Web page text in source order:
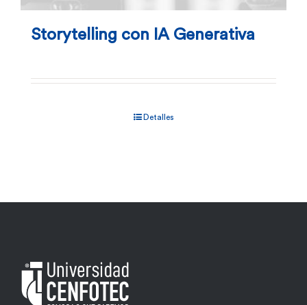
Storytelling con IA Generativa
Detalles